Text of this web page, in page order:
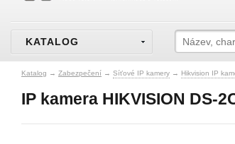
KATALOG
Katalog → Zabezpečení → Síťové IP kamery → Hikvision IP
IP kamera HIKVISION DS-